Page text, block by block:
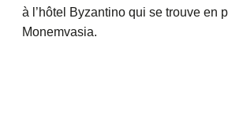
à l’hôtel Byzantino qui se trouve en
Monemvasia.